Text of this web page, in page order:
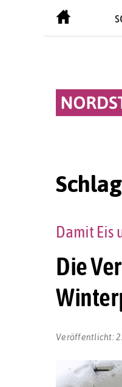
Die
Damit Eis
Veröffentlicht: